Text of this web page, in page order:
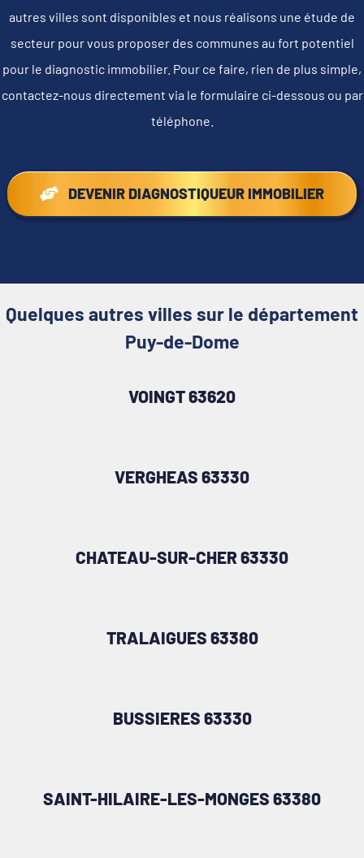
autres villes sont disponibles et nous réalisons une étude de
secteur pour vous proposer des communes au fort potentiel
pour le diagnostic immobilier. Pour ce faire, rien de plus simple,
contactez-nous directement via le formulaire ci-dessous ou par
téléphone.
DEVENIR DIAGNOSTIQUEUR IMMOBILIER
Quelques autres villes sur le département
Puy-de-Dome
VOINGT 63620
VERGHEAS 63330
CHATEAU-SUR-CHER 63330
TRALAIGUES 63380
BUSSIERES 63330
SAINT-HILAIRE-LES-MONGES 63380